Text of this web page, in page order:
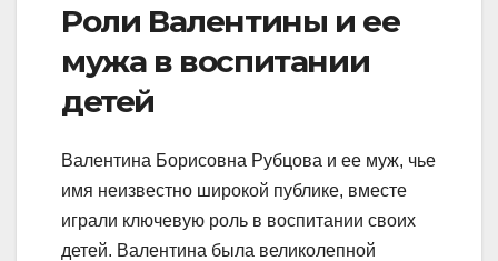
Роли Валентины и ее
мужа в воспитании
детей
Валентина Борисовна Рубцова и ее муж, чье
имя неизвестно широкой публике, вместе
играли ключевую роль в воспитании своих
детей. Валентина была великолепной